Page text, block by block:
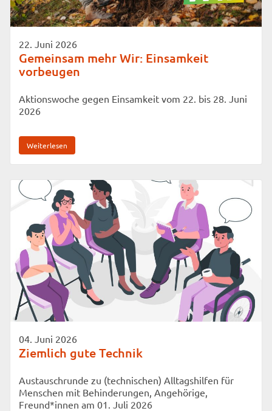
22. Juni 2026
Gemeinsam mehr Wir: Einsamkeit
vorbeugen
Aktionswoche gegen Einsamkeit vom 22. bis 28. Juni
2026
Weiterlesen
04. Juni 2026
Ziemlich gute Technik
Austauschrunde zu (technischen) Alltagshilfen für
Menschen mit Behinderungen, Angehörige,
Freund*innen am 01. Juli 2026